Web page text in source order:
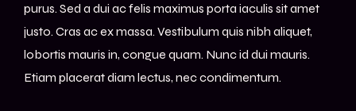
purus. Sed a dui ac felis maximus porta iaculis sit amet
justo. Cras ac ex massa. Vestibulum quis nibh aliquet,
lobortis mauris in, congue quam. Nunc id dui mauris.
Etiam placerat diam lectus, nec condimentum.